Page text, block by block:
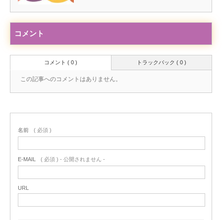
コメント
トラックバック ( 0 )
コメント ( 0 )
この記事へのコメントはありません。
名前 ( 必須 )
E-MAIL ( 必須 ) - 公開されません -
URL